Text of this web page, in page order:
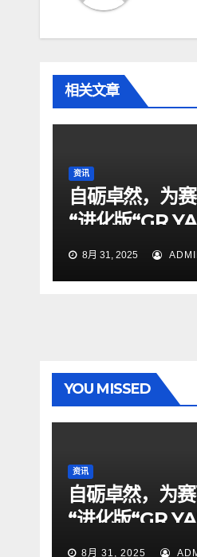
相关文章
资讯
自砺卓然，为赛
“进化版“GR
市销售— 计划年
8月 31, 2025
YOU MISSED
资讯
自砺卓然，为赛
“进化版“GR
市销售— 计划年
8月 31, 2025